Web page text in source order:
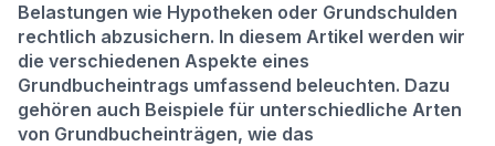
Belastungen wie Hypotheken oder Grundschulden
rechtlich abzusichern. In diesem Artikel werden wir
die verschiedenen Aspekte eines
Grundbucheintrags umfassend beleuchten. Dazu
gehören auch Beispiele für unterschiedliche Arten
von Grundbucheinträgen, wie das